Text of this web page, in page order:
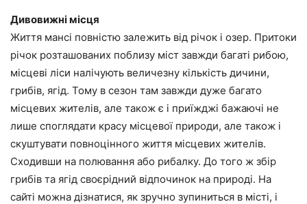
Дивовижні місця
Життя мансі повністю залежить від річок і озер. Притоки
річок розташованих поблизу міст завжди багаті рибою,
місцеві ліси налічують величезну кількість дичини,
грибів, ягід. Тому в сезон там завжди дуже багато
місцевих жителів, але також є і приїжджі бажаючі не
лише споглядати красу місцевої природи, але також і
скуштувати повноцінного життя місцевих жителів.
Сходивши на полювання або рибалку. До того ж збір
грибів та ягід своєрідний відпочинок на природі. На
сайті можна дізнатися, як зручно зупиниться в місті, і